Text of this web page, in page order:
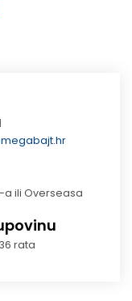
a ili Overseasa
rata